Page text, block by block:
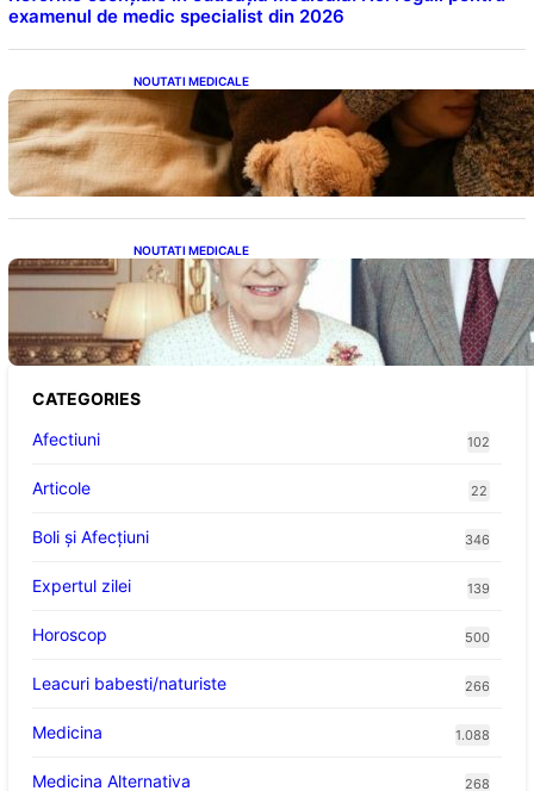
examenul de medic specialist din 2026
NOUTATI MEDICALE
Somnul Sănătos: Câte Ore Trebuie Să Dormi
în Funcție de Vârstă și Impactul Asupra
Sănătății
NOUTATI MEDICALE
Longevitatea în Rândul Celebrităților: Lecții
din Viața Prințului Philip și a Altora care Au
Fost Pe Punctul de a Împlini 100 de Ani
CATEGORIES
Afectiuni
102
Articole 22
Boli și Afecțiuni 346
Expertul zilei 139
Horoscop 500
Leacuri babesti/naturiste 266
Medicina 1.088
Medicina Alternativa 268